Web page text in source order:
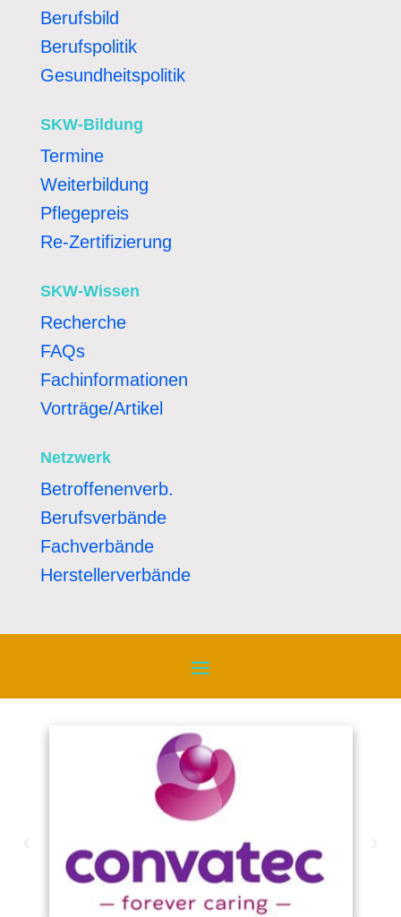
Berufsbild
Berufspolitik
Gesundheitspolitik
SKW-Bildung
Termine
Weiterbildung
Pflegepreis
Re-Zertifizierung
SKW-Wissen
Recherche
FAQs
Fachinformationen
Vorträge/Artikel
Netzwerk
Betroffenenverb.
Berufsverbände
Fachverbände
Herstellerverbände